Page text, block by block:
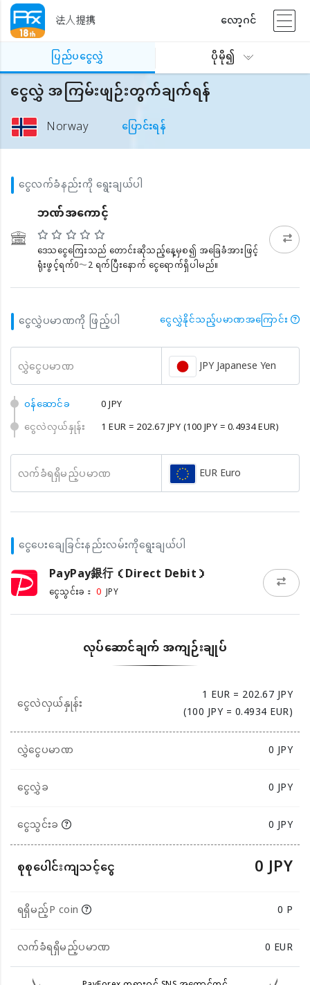
法人提携
လော့ဂင်
ပြည်ပငွေလွှဲ
ပိုမို၍
ငွေလွှဲ အကြမ်းဖျဉ်းတွက်ချက်ရန်
Norway ပြောင်းရန်
ငွေလက်ခံနည်းကို ရွေးချယ်ပါ
ဘဏ်အကောင့်
ဒေသငွေကြေးသည် တောင်းဆိုသည့်နေ့မှစ၍ အခြေခံအားဖြင့်
ရုံးဖွင့်ရက်0〜2 ရက်ပြီးနောက် ငွေရောက်ရှိပါမည်။
ငွေလွှဲပမာဏကို ဖြည့်ပါ ငွေလွှဲနိုင်သည့်ပမာဏအကြောင်း
လွှဲငွေပမာဏ JPY Japanese Yen
၀န်ဆောင်ခ
0 JPY
ငွေလဲလှယ်နှုန်း
1 EUR = 202.67 JPY(100 JPY = 0.4934 EUR)
လက်ခံရရှိမည့်ပမာဏ EUR Euro
ငွေပေးချေခြင်းနည်းလမ်းကိုရွေးချယ်ပါ
PayPay銀行（Direct Debit）
ငွေသွင်းခ： 0 JPY
လုပ်ဆောင်ချက် အကျဉ်းချုပ်
ငွေလဲလှယ်နှုန်း
1 EUR = 202.67 JPY
(100 JPY = 0.4934 EUR)
လွှဲငွေပမာဏ
0JPY
ငွေလွှဲခ
0 JPY
ငွေသွင်းခ
0 JPY
စုစုပေါင်းကျသင့်ငွေ 0 JPY
ရရှိမည့်P coin
0 P
လက်ခံရရှိမည့်ပမာဏ
0 EUR